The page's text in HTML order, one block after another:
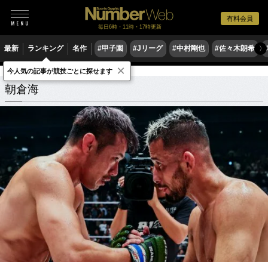
有料会員
毎日6時・11時・17時更新
最新 ランキング 名作 #甲子園 #Jリーグ #中村剛也 #佐々木朗希 〉
朝倉海 関連記事
朝倉海
今人気の記事が競技ごとに探せます ×